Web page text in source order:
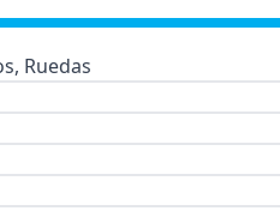
Ruedas